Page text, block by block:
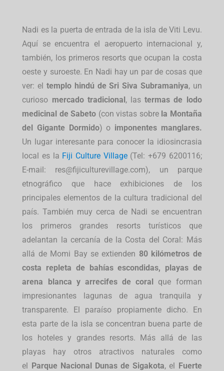
Nadi es la puerta de entrada de la isla de Viti Levu.
Aquí se encuentra el aeropuerto internacional y,
también, los primeros resorts que ocupan la costa
oeste y suroeste. En Nadi hay un par de cosas que
ver: el templo hindú de Sri Siva Subramaniya, un
curioso mercado tradicional, lastermas de lodo
medicinal de Sabeto (con vistas sobre la Montaña
del Gigante Dormido) o imponentes manglares.
Un lugar interesante para conocer la idiosincrasia
local es la Fiji Culture Village (Tel: +679 6200116;
E-mail: res@fijiculturevillage.com), un parque
etnográfico que hace exhibiciones de los
principales elementos de la cultura tradicional del
país. También muy cerca de Nadi se encuentran
los primeros grandes resorts turísticos que
adelantan la cercanía de la Costa del Coral: Más
allá de Momi Bay se extienden 80 kilómetros de
costa repleta de bahías escondidas, playas de
arena blanca y arrecifes de coral que forman
impresionantes lagunas de agua tranquila y
transparente. El paraíso propiamente dicho. En
esta parte de la isla se concentran buena parte de
los hoteles y grandes resorts. Más allá de las
playas hay otros atractivos naturales como
el Parque Nacional Dunas de Sigakota, el Fuerte